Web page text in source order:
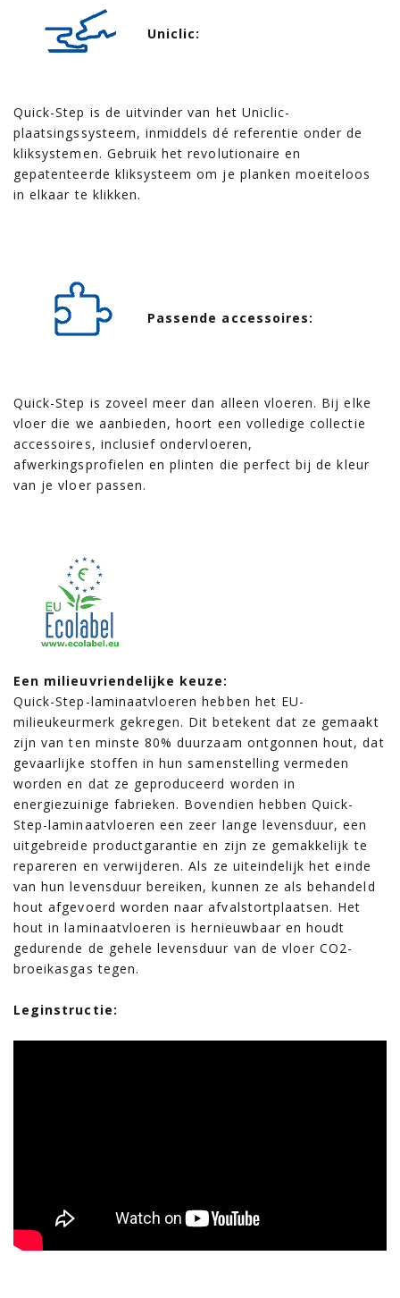
Uniclic:
Quick-Step is de uitvinder van het Uniclic-
plaatsingssysteem, inmiddels dé referentie onder de
kliksystemen. Gebruik het revolutionaire en
gepatenteerde kliksysteem om je planken moeiteloos
in elkaar te klikken.
Passende accessoires:
Quick-Step is zoveel meer dan alleen vloeren. Bij elke
vloer die we aanbieden, hoort een volledige collectie
accessoires, inclusief ondervloeren,
afwerkingsprofielen en plinten die perfect bij de kleur
van je vloer passen.
Een milieuvriendelijke keuze:
Quick-Step-laminaatvloeren hebben het EU-
milieukeurmerk gekregen. Dit betekent dat ze gemaakt
zijn van ten minste 80% duurzaam ontgonnen hout, dat
gevaarlijke stoffen in hun samenstelling vermeden
worden en dat ze geproduceerd worden in
energiezuinige fabrieken. Bovendien hebben Quick-
Step-laminaatvloeren een zeer lange levensduur, een
uitgebreide productgarantie en zijn ze gemakkelijk te
repareren en verwijderen. Als ze uiteindelijk het einde
van hun levensduur bereiken, kunnen ze als behandeld
hout afgevoerd worden naar afvalstortplaatsen. Het
hout in laminaatvloeren is hernieuwbaar en houdt
gedurende de gehele levensduur van de vloer CO2-
broeikasgas tegen.
Leginstructie: